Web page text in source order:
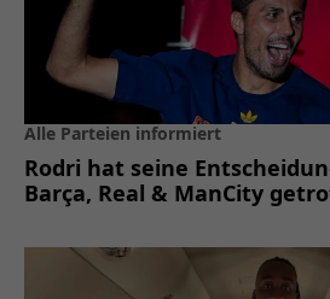
Alle Parteien informiert
Rodri hat seine
Barça, Real & ManCity